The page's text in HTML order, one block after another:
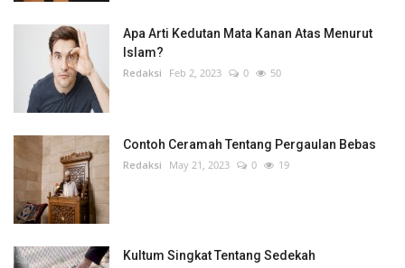
Apa Arti Kedutan Mata Kanan Atas Menurut
Islam?
Redaksi Feb 2, 2023 0 50
Contoh Ceramah Tentang Pergaulan Bebas
Redaksi May 21, 2023 0 19
Kultum Singkat Tentang Sedekah